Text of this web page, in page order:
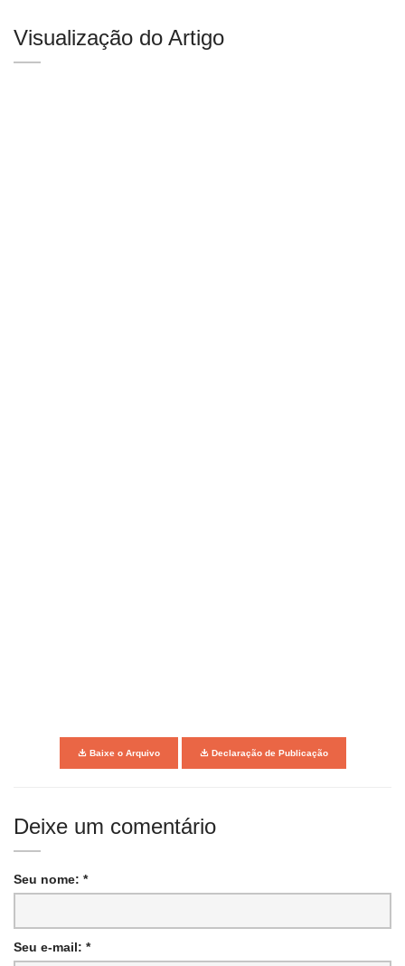
Visualização do Artigo
Baixe o Arquivo Declaração de Publicação
Deixe um comentário
Seu nome: *
Seu e-mail: *